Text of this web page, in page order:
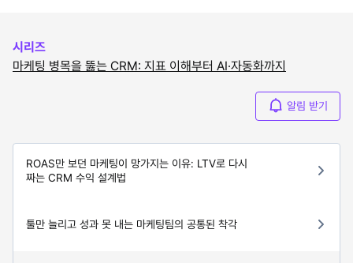
시리즈
마케팅 병목을 뚫는 CRM: 지표 이해부터 AI·자동화까지
알림 받기
ROAS만 보던 마케팅이 망가지는 이유: LTV로 다시
짜는 CRM 수익 설계법
툴만 늘리고 성과 못 내는 마케팅팀의 공통된 착각